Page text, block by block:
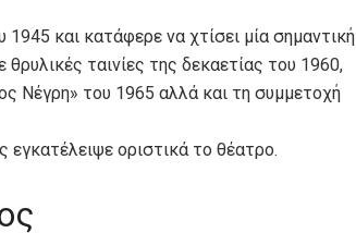
και κατάφερε να χτίσει μία σημαντική
ταινίες της δεκαετίας του 1960,
Νέγρη» του 1965 αλλά και τη συμμετοχή
οριστικά τo θέατρο.